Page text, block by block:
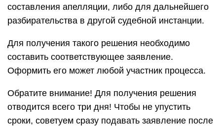
составления апелляции, либо для дальнейшего
разбирательства в другой судебной инстанции.
Для получения такого решения необходимо
составить соответствующее заявление.
Оформить его может любой участник процесса.
Обратите внимание! Для получения решения
отводится всего три дня! Чтобы не упустить
сроки, советуем сразу подавать заявление после